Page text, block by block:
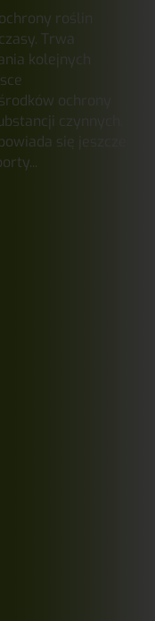
roślin
Trwa
kolejnych
ochrony
czynnych.
się jeszcze